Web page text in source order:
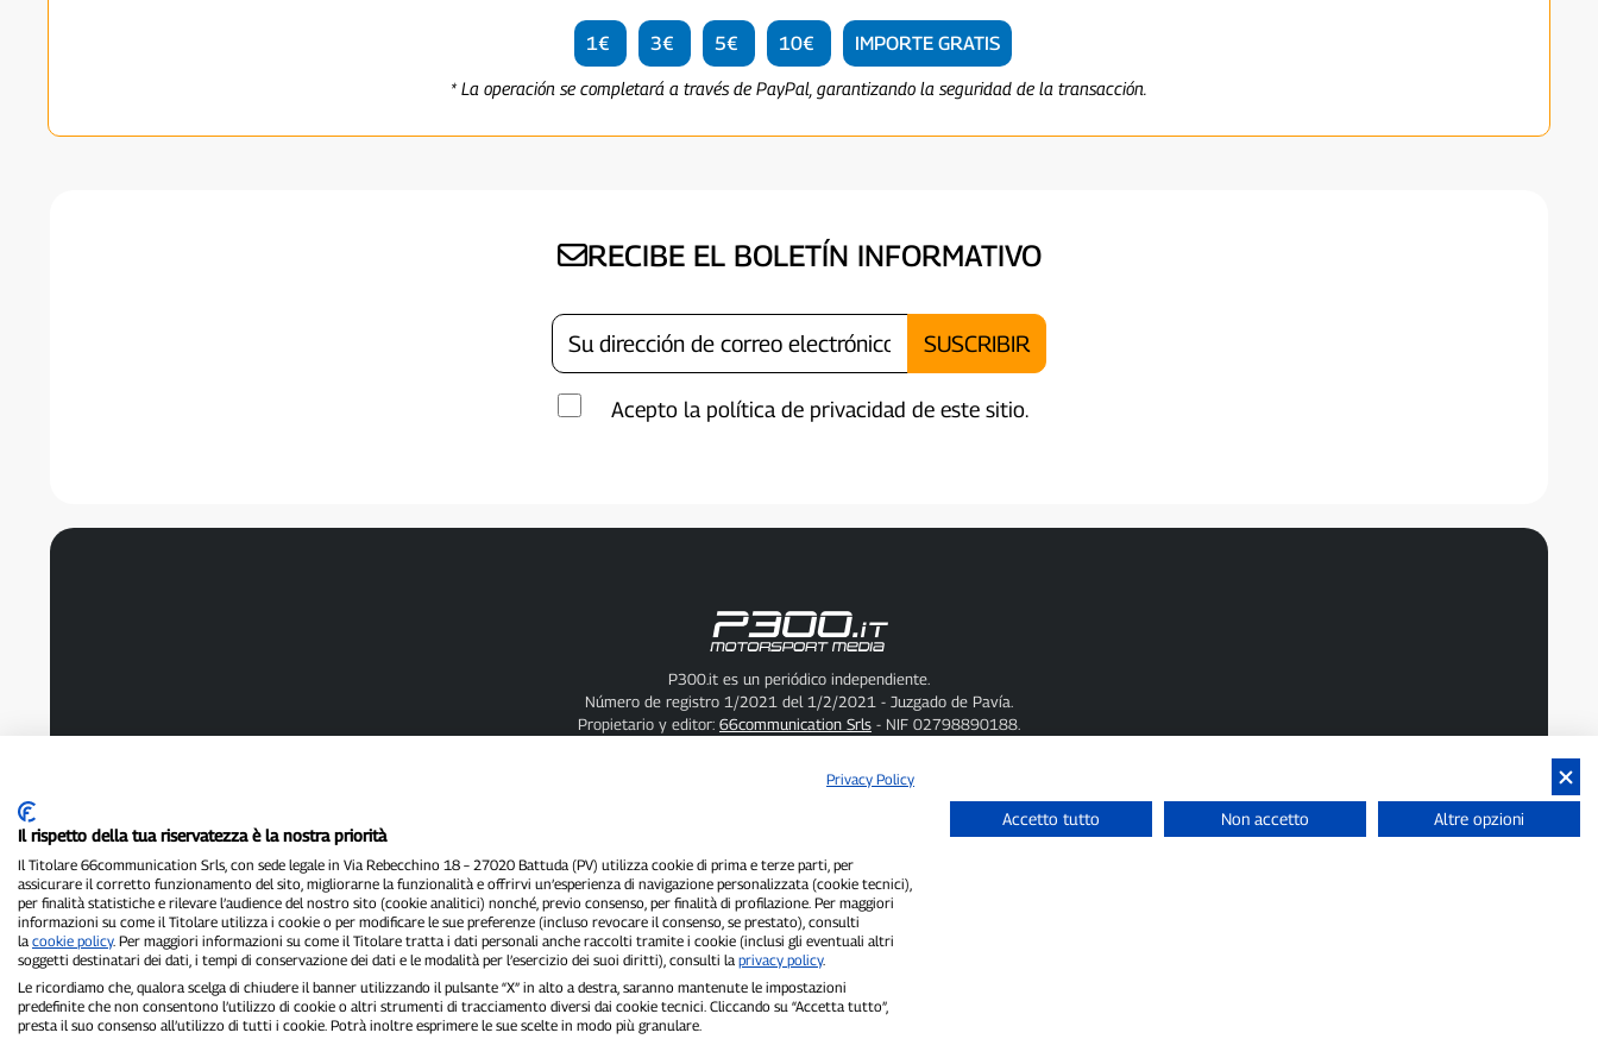
1€ 3€ 5€ 10€ IMPORTE GRATIS
* La operación se completará a través de PayPal, garantizando la seguridad de la transacción.
RECIBE EL BOLETÍN INFORMATIVO
Acepto la política de privacidad de este sitio.
P300.it es un periódico independiente.
Número de registro 1/2021 del 1/2/2021 - Juzgado de Pavía.
Propietario y editor: 66communication Srls- NIF 02798890188.
Copyright © P300.it 2012-2026
Privacy Policy
Il rispetto della tua riservatezza è la nostra priorità
Il Titolare 66communication Srls, con sede legale in Via Rebecchino 18 – 27020 Battuda (PV) utilizza cookie di prima e terze parti, per
assicurare il corretto funzionamento del sito, migliorarne la funzionalità e offrirvi un’esperienza di navigazione personalizzata (cookie tecnici),
per finalità statistiche e rilevare l’audience del nostro sito (cookie analitici) nonché, previo consenso, per finalità di profilazione. Per maggiori
informazioni su come il Titolare utilizza i cookie o per modificare le sue preferenze (incluso revocare il consenso, se prestato), consulti
la cookie policy. Per maggiori informazioni su come il Titolare tratta i dati personali anche raccolti tramite i cookie (inclusi gli eventuali altri
soggetti destinatari dei dati, i tempi di conservazione dei dati e le modalità per l’esercizio dei suoi diritti), consulti la privacy policy.
Le ricordiamo che, qualora scelga di chiudere il banner utilizzando il pulsante “X” in alto a destra, saranno mantenute le impostazioni
predefinite che non consentono l’utilizzo di cookie o altri strumenti di tracciamento diversi dai cookie tecnici. Cliccando su “Accetta tutto”,
presta il suo consenso all’utilizzo di tutti i cookie. Potrà inoltre esprimere le sue scelte in modo più granulare.
Accetto tutto Non accetto Altre opzioni